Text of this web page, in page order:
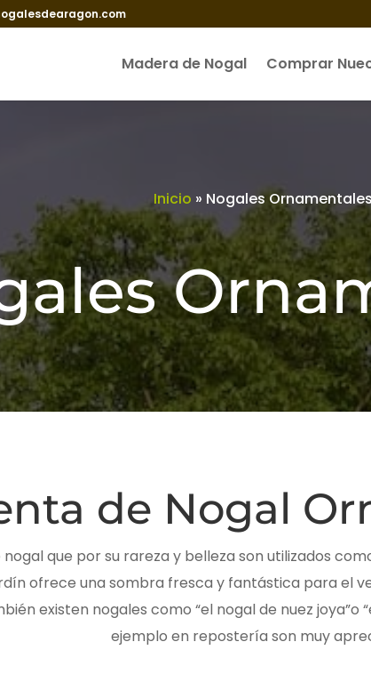
Madera de Nogal Comprar
Inicio » Nogales Ornamentales
de Nogal
que por su rareza y belleza son utilizados
ofrece una sombra fresca y fantástica para el
existen nogales como “el nogal de nuez
ejemplo en repostería son muy